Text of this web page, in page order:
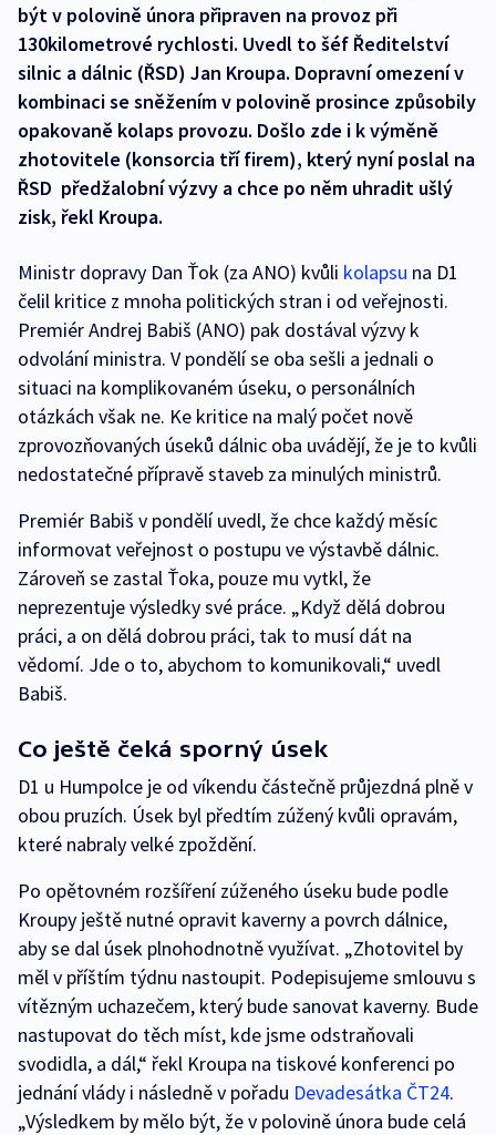
být v polovině února připraven na provoz při
130kilometrové rychlosti. Uvedl to šéf Ředitelství
silnic a dálnic (ŘSD) Jan Kroupa. Dopravní omezení v
kombinaci se sněžením v polovině prosince způsobily
opakovaně kolaps provozu. Došlo zde i k výměně
zhotovitele (konsorcia tří firem), který nyní poslal na
ŘSD předžalobní výzvy a chce po něm uhradit ušlý
zisk, řekl Kroupa.
Ministr dopravy Dan Ťok (za ANO) kvůli kolapsu na D1
čelil kritice z mnoha politických stran i od veřejnosti.
Premiér Andrej Babiš (ANO) pak dostával výzvy k
odvolání ministra. V pondělí se oba sešli a jednali o
situaci na komplikovaném úseku, o personálních
otázkách však ne. Ke kritice na malý počet nově
zprovozňovaných úseků dálnic oba uvádějí, že je to kvůli
nedostatečné přípravě staveb za minulých ministrů.
Premiér Babiš v pondělí uvedl, že chce každý měsíc
informovat veřejnost o postupu ve výstavbě dálnic.
Zároveň se zastal Ťoka, pouze mu vytkl, že
neprezentuje výsledky své práce. „Když dělá dobrou
práci, a on dělá dobrou práci, tak to musí dát na
vědomí. Jde o to, abychom to komunikovali,“ uvedl
Babiš.
Co ještě čeká sporný úsek
D1 u Humpolce je od víkendu částečně průjezdná plně v
obou pruzích. Úsek byl předtím zúžený kvůli opravám,
které nabraly velké zpoždění.
Po opětovném rozšíření zúženého úseku bude podle
Kroupy ještě nutné opravit kaverny a povrch dálnice,
aby se dal úsek plnohodnotně využívat. „Zhotovitel by
měl v příštím týdnu nastoupit. Podepisujeme smlouvu s
vítězným uchazečem, který bude sanovat kaverny. Bude
nastupovat do těch míst, kde jsme odstraňovali
svodidla, a dál,“ řekl Kroupa na tiskové konferenci po
jednání vlády i následně v pořadu Devadesátka ČT24.
„Výsledkem by mělo být, že v polovině února bude celá